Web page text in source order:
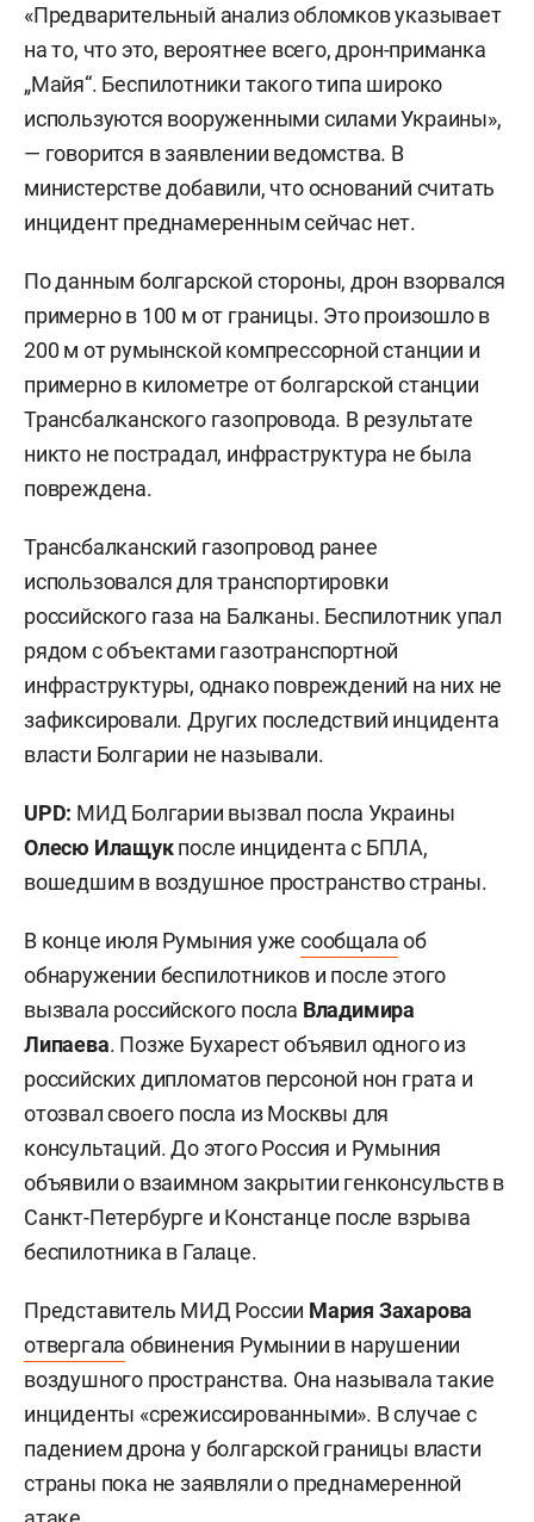
«Предварительный анализ обломков указывает
на то, что это, вероятнее всего, дрон-приманка
„Майя“. Беспилотники такого типа широко
используются вооруженными силами Украины»,
— говорится в заявлении ведомства. В
министерстве добавили, что оснований считать
инцидент преднамеренным сейчас нет.
По данным болгарской стороны, дрон взорвался
примерно в 100 м от границы. Это произошло в
200 м от румынской компрессорной станции и
примерно в километре от болгарской станции
Трансбалканского газопровода. В результате
никто не пострадал, инфраструктура не была
повреждена.
Трансбалканский газопровод ранее
использовался для транспортировки
российского газа на Балканы. Беспилотник упал
рядом с объектами газотранспортной
инфраструктуры, однако повреждений на них не
зафиксировали. Других последствий инцидента
власти Болгарии не называли.
UPD: МИД Болгарии вызвал посла Украины
Олесю Илащукпосле инцидента с БПЛА,
вошедшим в воздушное пространство страны.
В конце июля Румыния ужесообщалаоб
обнаружении беспилотников и после этого
вызвала российского посла Владимира
Липаева. Позже Бухарест объявил одного из
российских дипломатов персоной нон грата и
отозвал своего посла из Москвы для
консультаций. До этого Россия и Румыния
объявили о взаимном закрытии генконсульств в
Санкт-Петербурге и Констанце после взрыва
беспилотника в Галаце.
Представитель МИД России Мария Захарова
отвергала обвинения Румынии в нарушении
воздушного пространства. Она называла такие
инциденты «срежиссированными». В случае с
падением дрона у болгарской границы власти
страны пока не заявляли о преднамеренной